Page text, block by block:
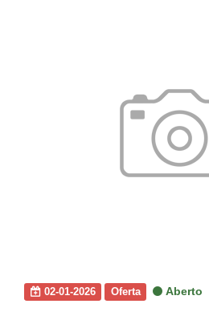
02-01-2026 Oferta Aberto